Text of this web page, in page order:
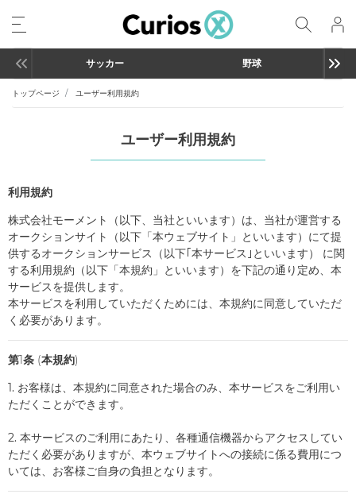
サッカー 野球
トップページ ユーザー利用規約
ユーザー利用規約
利用規約
株式会社モーメント（以下、当社といいます）は、当社が運営する
オークションサイト（以下「本ウェブサイト」といいます）にて提
供するオークションサービス（以下｢本サービス｣といいます） に関
する利用規約（以下「本規約」といいます）を下記の通り定め、本
サービスを提供します。
本サービスを利用していただくためには、本規約に同意していただ
く必要があります。
第1条 (本規約)
1. お客様は、本規約に同意された場合のみ、本サービスをご利用い
ただくことができます。
2. 本サービスのご利用にあたり、各種通信機器からアクセスしてい
ただく必要がありますが、本ウェブサイトへの接続に係る費用につ
いては、お客様ご自身の負担となります。